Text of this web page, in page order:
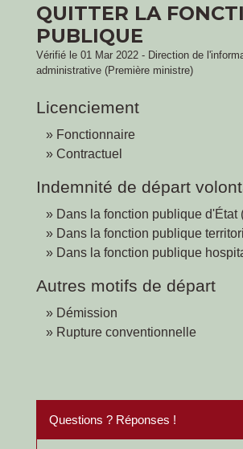
QUITTER LA
PUBLIQUE
Vérifié le 01 Mar 2022 - Direction de
administrative (Première ministre)
Licenciement
Fonctionnaire
Contractuel
Indemnité de départ
Dans la fonction publique d'État
Dans la fonction publique
Dans la fonction publique
Autres motifs de départ
Démission
Rupture conventionnelle
Questions ? Réponses !